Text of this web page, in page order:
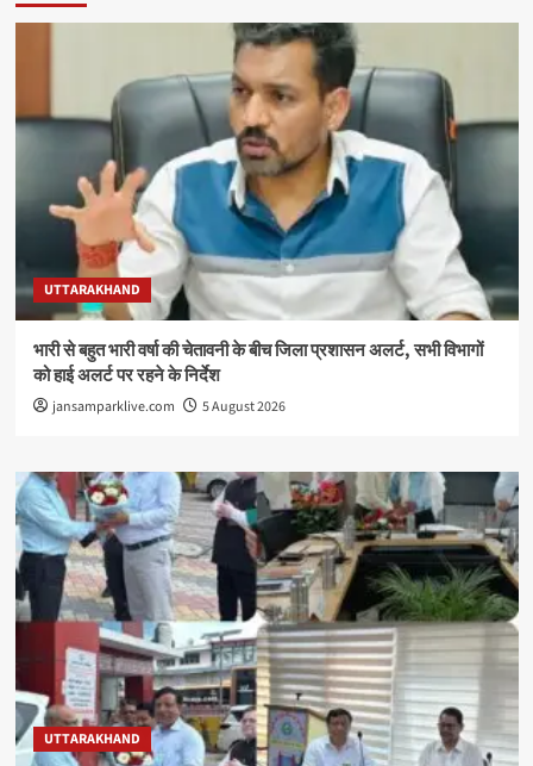
UTTARAKHAND
भारी से बहुत भारी वर्षा की चेतावनी के बीच जिला प्रशासन अलर्ट, सभी विभागों
को हाई अलर्ट पर रहने के निर्देश
jansamparklive.com 5 August 2026
UTTARAKHAND